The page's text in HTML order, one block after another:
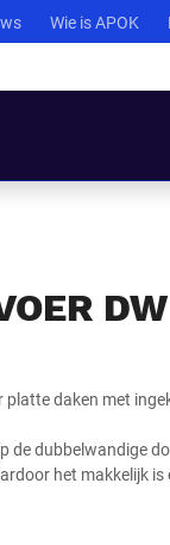
Wie is APOK
platte daken met
de dubbelwandige
het makkelijk is